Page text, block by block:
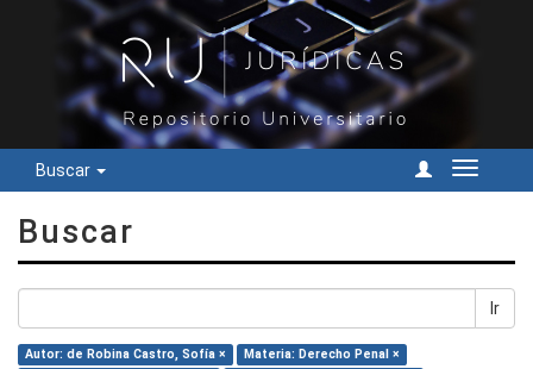
Buscar
Cambiar
Buscar
Ir
Autor: de Robina Castro, Sofía ×
Materia: Derecho Penal ×